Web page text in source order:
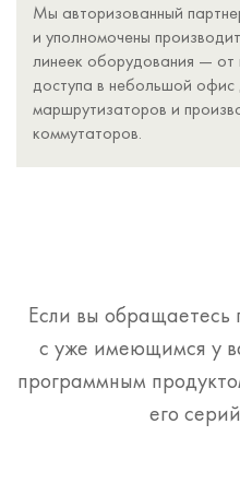
Мы авторизованный
и уполномочены
линеек оборудования — от
доступа в небольшой офис
маршрутизаторов и
коммутаторов.
Если вы обращаетесь
с уже имеющимся у
программным
его